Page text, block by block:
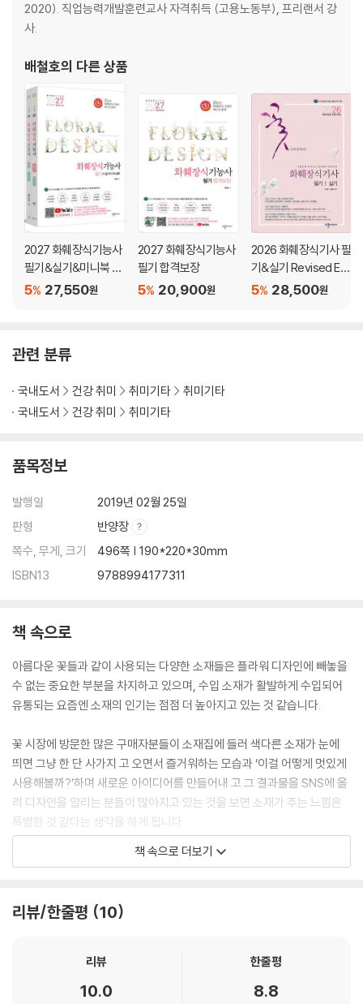
STORY 02
27 팔손이
29 신종 셀렘
30 조팝나무
31 설유화
32 잎설유
33 호엽란·줄호엽란
34 페니쿰
35 유칼립투스 다이브즈
37 스키미아
38 알비플로라
39 올리브
42 유칼립투스 도미니끼나
44 유칼립투스 블랙잭
45 유칼립투스 시네리아
48 산수유
50 섬담쟁이
STORY 03
51 동백나무
54 신종 루스커스
55 엽란
56 낙엽송
57 크립토메리아
58 목련
60 뽕나무
61 화살나무
62 석화버들
63 말채
64 서귀목
65 다래덩굴
69 개나리
2020). 직업능력개발훈련교사 자격취득 (고용노동부), 프리랜서 강
사.
배철호의 다른 상품
2027 화훼장식기능사
필기&실기&미니북 RE
VISED EDITION
27,550원
5%
2027 화훼장식기능사
필기 합격보장
20,900원
5%
2026 화훼장식기사 필
기&실기 Revised Edi
tion 28,500원
5%
관련 분류
국내도서 건강 취미 취미기타
취미기타
국내도서
건강 취미 취미기타
품목정보
발행일
2019년 02월 25일
판형
반양장
쪽수, 무게, 크기
496쪽 | 190*220*30mm
ISBN13
9788994177311
책 속으로
아름다운 꽃들과 같이 사용되는 다양한 소재들은 플라워 디자인에 빼놓을
수 없는 중요한 부분을 차지하고 있으며, 수입 소재가 활발하게 수입되어
유통되는 요즘엔 소재의 인기는 점점 더 높아지고 있는 것 같습니다.
꽃 시장에 방문한 많은 구매자분들이 소재집에 들러 색다른 소재가 눈에
띄면 그냥 한 단 사가지 고 오면서 즐거워하는 모습과 ‘이걸 어떻게 멋있게
사용해볼까?’하며 새로운 아이디어를 만들어내 고 그 결과물을 SNS에 올
려 디자인을 알리는 분들이 많아지고 있는 것을 보면 소재가 주는 느낌은
특별한 것 같다는 생각을 하게 됩니다.
어느 날 시장에서 판매되는 다양한 소재들이 갖는 특징을 잘 촬영하여 예
진을 통해 살펴보고, 소재에 대한 특징과 관리법, 구입할 수 있는 시기 등
로 이 책은 만들어졌습니다.
처음엔 1년 365일 꽃 시장에서 판매되는 소재들을 모두 책에 담아보려고
책 속으로 더보기
리뷰/한줄평 10
리뷰
10.0
한줄평
8.8